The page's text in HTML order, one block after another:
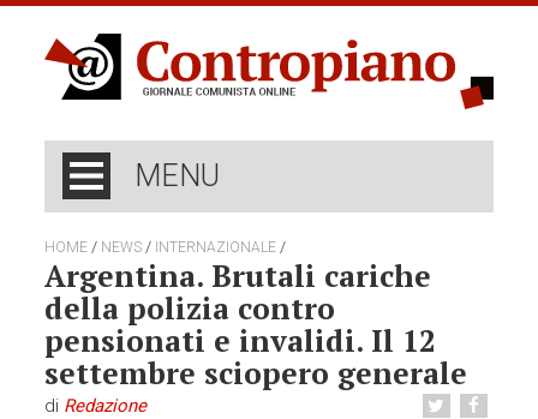
MENU
HOME / NEWS / INTERNAZIONALE /
Argentina. Brutali cariche
della polizia contro
pensionati e invalidi. Il 12
settembre sciopero generale
di Redazione